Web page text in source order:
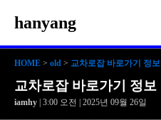
hanyang
HOME > old > 교차로잡 바로가기 정보
교차로잡 바로가기 정보
iamhy | 3:00 오전 | 2025년 09월 26일